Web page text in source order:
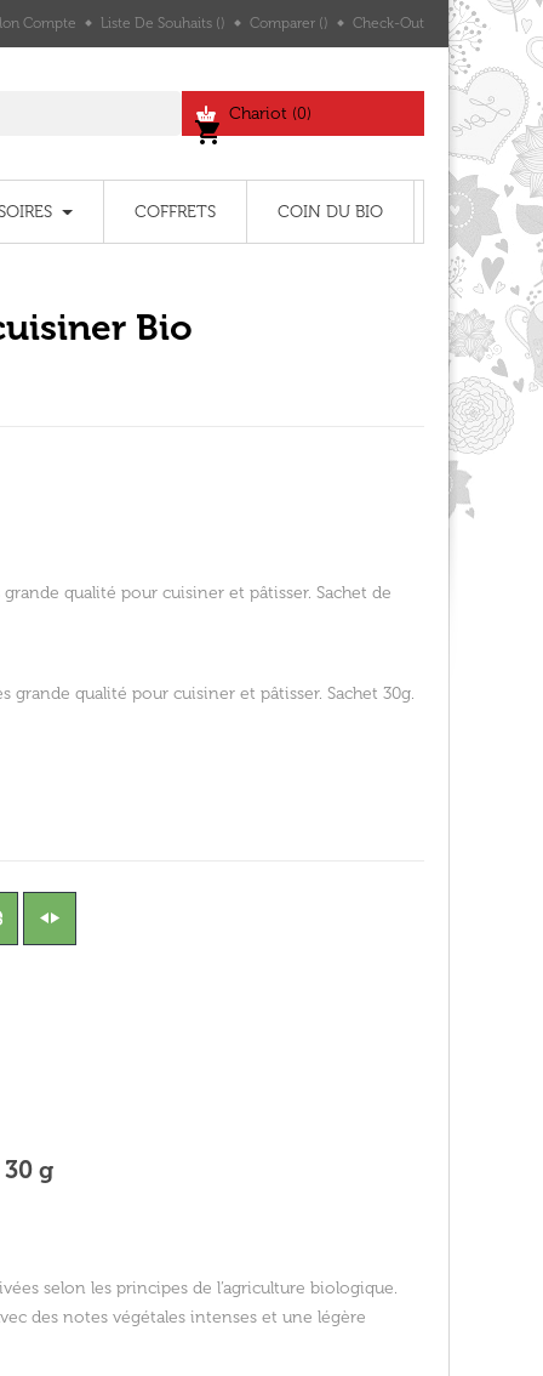
Compte Liste De Souhaits Comparer Check-Out
shopping_cart
Chariot (0)
COFFRETS COIN DU BIO
Bio
qualité pour cuisiner et pâtisser. Sachet de
grande qualité pour cuisiner et pâtisser. Sachet 30g.
g
selon les principes de l’agriculture biologique.
des notes végétales intenses et une légère